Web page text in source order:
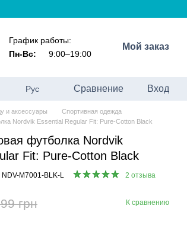
График работы:
Пн-Вс:
9:00–19:00
Мой заказ
Рус Сравнение Вход
и аксессуары
Спортивная одежда
Nordvik Essential Regular Fit: Pure-Cotton Black
футболка Nordvik
Fit: Pure-Cotton Black
NDV-M7001-BLK-L 2 отзыва
грн К сравнению